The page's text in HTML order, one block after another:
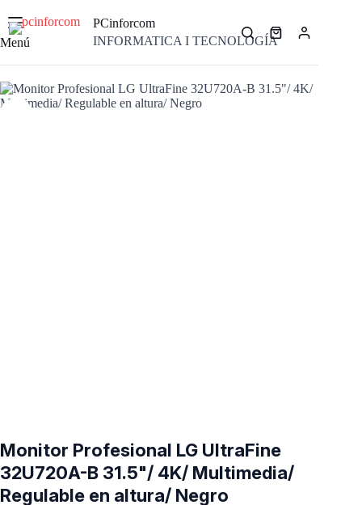
contenido
Menú
PCinforcom
INFORMATICA I TECNOLOGÍACarro
compra
Monitor Profesional LG UltraFine
32U720A-B 31.5"/ 4K/ Multimedia/
Regulable en altura/ Negro